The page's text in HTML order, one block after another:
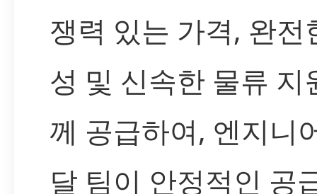
쟁력 있는 가격, 완전
성 및 신속한 물류 지
께 공급하여, 엔지니
달 팀이 안정적인 공